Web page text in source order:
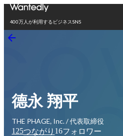
400万人が利用するビジネスSNS
德永 翔平
THE PHAGE, Inc. / 代表取締役
125つながり 16フォロワー